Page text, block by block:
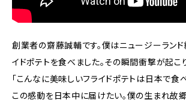
創業者の齋藤誠輔です。僕はニュージーラン
イドポテトを食べました。その瞬間衝撃が起こ
「こんなに美味しいフライドポテトは日本で食
この感動を日本中に届けたい。僕の生まれ故